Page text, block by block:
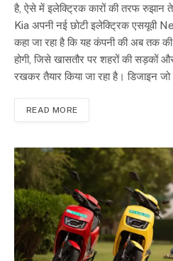
है, ऐसे में इलेक्ट्रिक कारों की तरफ रुझान
Kia अपनी नई छोटी इलेक्ट्रिक एसयूवी
कहा जा रहा है कि यह कंपनी की अब तक
होगी, जिसे खासतौर पर शहरों की सड़कों
रखकर तैयार किया जा रहा है। डिजाइन
READ MORE